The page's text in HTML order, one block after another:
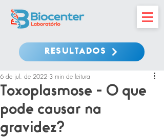
RESULTADOS
Toxoplasmose - O que
pode causar na
gravidez?
6 de jul. de 2022 3 min de leitura